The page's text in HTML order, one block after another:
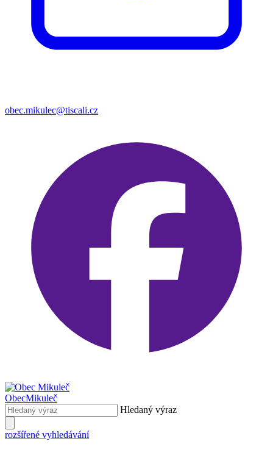
obec.mikulec@tiscali.cz
ObecMikuleč
Hledaný výraz
rozšířené vyhledávání